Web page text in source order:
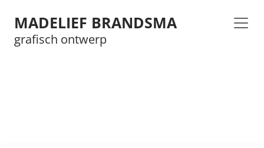
MADELIEF BRANDSMA
grafisch ontwerp